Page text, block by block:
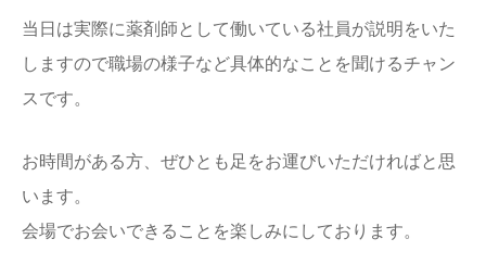
当日は実際に薬剤師として働いている社員が説明をいた
しますので職場の様子など具体的なことを聞けるチャン
スです。
お時間がある方、ぜひとも足をお運びいただければと思
います。
会場でお会いできることを楽しみにしております。